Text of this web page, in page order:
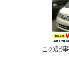
この記